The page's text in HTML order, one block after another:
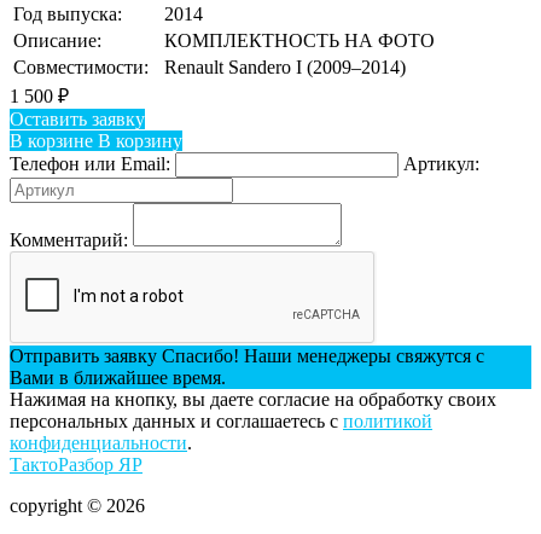
Год выпуска:
2014
Описание:
КОМПЛЕКТНОСТЬ НА ФОТО
Совместимости:
Renault Sandero I (2009–2014)
1 500 ₽
Оставить заявку
В корзине В корзину
Телефон или Email:
Артикул:
Комментарий:
Отправить заявку Спасибо! Наши менеджеры свяжутся с
Вами в ближайшее время.
Нажимая на кнопку, вы даете согласие на обработку своих
персональных данных и соглашаетесь с политикой
конфиденциальности.
ТактоРазбор ЯР
copyright © 2026